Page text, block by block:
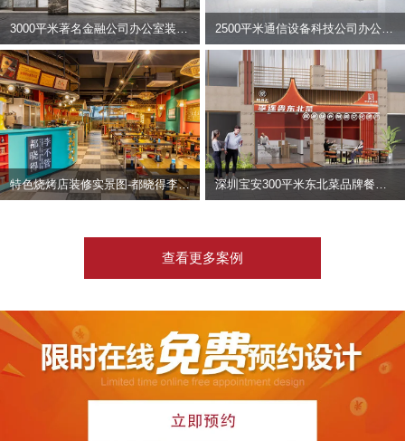
2500平米通信设备科技公司办公室设计 | 宇泰科技
特色烧烤店装修实景图-都晓得李不管
查看更多案例